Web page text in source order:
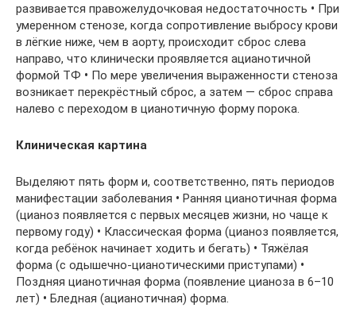
развивается правожелудочковая недостаточность • При
умеренном стенозе, когда сопротивление выбросу крови
в лёгкие ниже, чем в аорту, происходит сброс слева
направо, что клинически проявляется ацианотичной
формой ТФ • По мере увеличения выраженности стеноза
возникает перекрёстный сброс, а затем — сброс справа
налево с переходом в цианотичную форму порока.
Клиническая картина
Выделяют пять форм и, соответственно, пять периодов
манифестации заболевания • Ранняя цианотичная форма
(цианоз появляется с первых месяцев жизни, но чаще к
первому году) • Классическая форма (цианоз появляется,
когда ребёнок начинает ходить и бегать) • Тяжёлая
форма (с одышечно-цианотическими приступами) •
Поздняя цианотичная форма (появление цианоза в 6–10
лет) • Бледная (ацианотичная) форма.